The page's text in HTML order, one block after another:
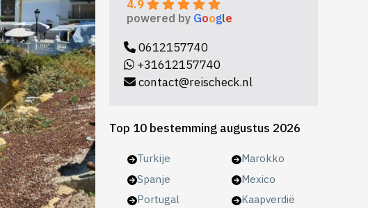
4.9
powered by Google
0612157740
+31612157740
contact@reischeck.nl
Top 10 bestemming augustus 2026
Turkije
Spanje
Portugal
Marokko
Mexico
Kaapverdië